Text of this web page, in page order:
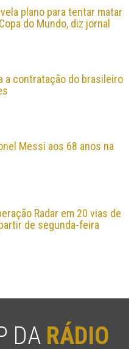
plano para tentar matar
do Mundo, diz jornal
a contratação do brasileiro
Messi aos 68 anos na
Radar em 20 vias de
de segunda-feira
DA RÁDIO